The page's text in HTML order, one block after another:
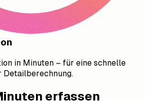
in Minuten – für eine schnelle
Detailberechnung.
erfassen